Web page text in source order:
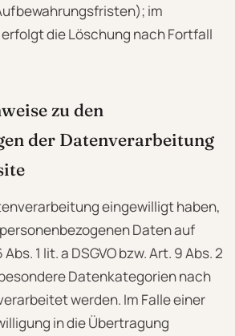
im
die Löschung nach Fortfall
zu den
der Datenverarbeitung
eingewilligt haben,
Daten auf
1 lit. a DSGVO bzw. Art. 9 Abs. 2
Datenkategorien nach
werden. Im Falle einer
in die Übertragung